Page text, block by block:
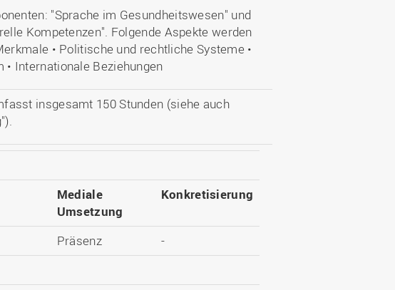
"Sprache im Gesundheitswesen" und
Kompetenzen". Folgende Aspekte werden
• Politische und rechtliche Systeme •
Internationale Beziehungen
insgesamt 150 Stunden (siehe auch
Mediale
Umsetzung
Konkretisierung
Präsenz
-